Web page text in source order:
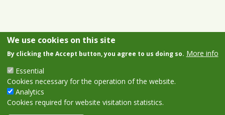
We use cookies on this site
By clicking the Accept button, you agree to us doing so. More info
Essential
Cookies necessary for the operation of the website.
Analytics
Cookies required for website visitation statistics.